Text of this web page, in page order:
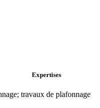
Expertises
travaux de plafonnage